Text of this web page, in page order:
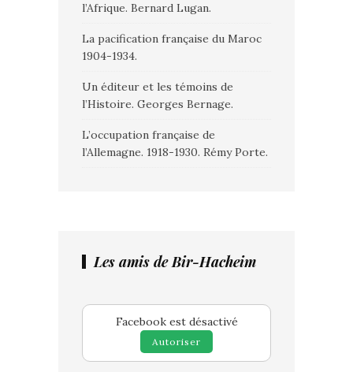
l’Afrique. Bernard Lugan.
La pacification française du Maroc
1904-1934.
Un éditeur et les témoins de
l’Histoire. Georges Bernage.
L’occupation française de
l’Allemagne. 1918-1930. Rémy Porte.
Les amis de Bir-Hacheim
Facebook est désactivé
Autoriser